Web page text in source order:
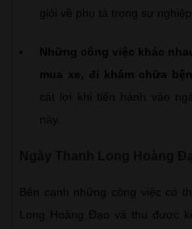
giỏi về phụ tá trong sự nghiệp.
Những công việc khác
mua xe, đi khám chữa
cát lợi khi tiến hành vào
này.
Bên cạnh những công việc có
Long Hoàng Đạo và thu được